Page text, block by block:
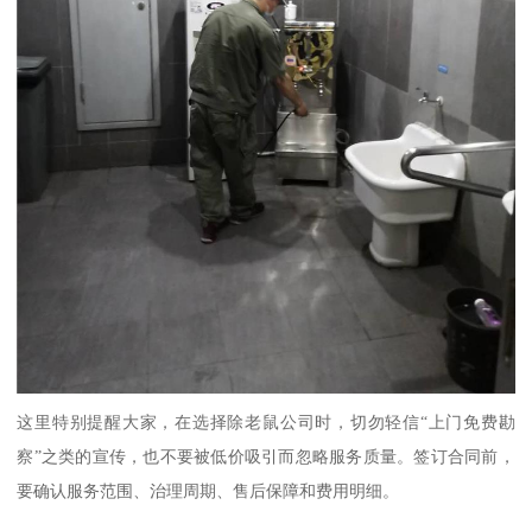
这里特别提醒大家，在选择除老鼠公司时，切勿轻信“上门免费勘
察”之类的宣传，也不要被低价吸引而忽略服务质量。签订合同前，
要确认服务范围、治理周期、售后保障和费用明细。